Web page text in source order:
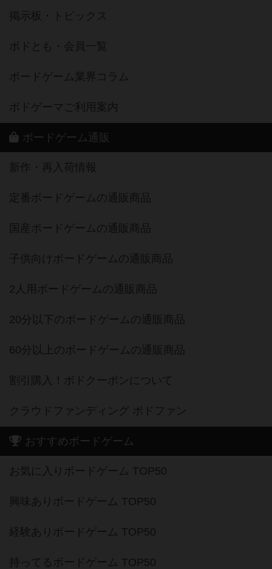
掲示板・トピックス
ボドとも・会員一覧
ボードゲーム業界コラム
ボドゲーマご利用案内
ボードゲーム通販
新作・再入荷情報
定番ボードゲームの通販商品
国産ボードゲームの通販商品
子供向けボードゲームの通販商品
2人用ボードゲームの通販商品
20分以下のボードゲームの通販商品
60分以上のボードゲームの通販商品
割引購入！ボドクーポンについて
クラウドファンディング ボドファン
おすすめボードゲーム
お気に入りボードゲーム TOP50
興味ありボードゲーム TOP50
経験ありボードゲーム TOP50
持ってるボードゲーム TOP50